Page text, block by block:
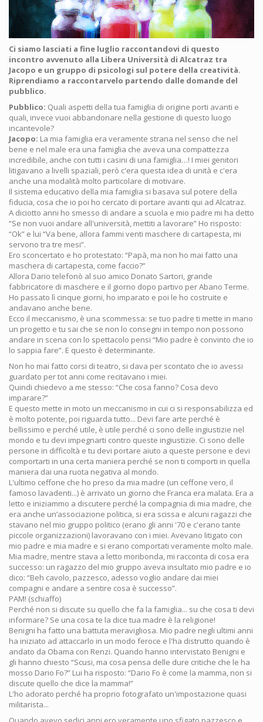
Ci siamo lasciati a fine luglio raccontandovi di questo
incontro avvenuto alla Libera Università di Alcatraz tra
Jacopo e un gruppo di psicologi sul potere della creatività.
Riprendiamo a raccontarvelo partendo dalle domande del
pubblico.
Pubblico: Quali aspetti della tua famiglia di origine porti avanti e
quali, invece vuoi abbandonare nella gestione di questo luogo
incantevole?
Jacopo: La mia famiglia era veramente strana nel senso che nel
bene e nel male era una famiglia che aveva una compattezza
incredibile, anche con tutti i casini di una famiglia…! I miei genitori
litigavano a livelli spaziali, però c'era questa idea di unità e c'era
anche una modalità molto particolare di motivare.
Il sistema educativo della mia famiglia si basava sul potere della
fiducia, cosa che io poi ho cercato di portare avanti qui ad Alcatraz.
A diciotto anni ho smesso di andare a scuola e mio padre mi ha detto
“Se non vuoi andare all'università, mettiti a lavorare” Ho risposto:
“Ok” e lui “Va bene, allora fammi venti maschere di cartapesta, mi
servono tra tre mesi”.
Ero sconcertato e ho protestato: “Papà, ma non ho mai fatto una
maschera di cartapesta, come faccio?”
Allora Dario telefonò al suo amico Donato Sartori, grande
fabbricatore di maschere e il giorno dopo partivo per Abano Terme.
Ho passato lì cinque giorni, ho imparato e poi le ho costruite e
andavano anche bene.
Ecco il meccanismo, è una scommessa: se tuo padre ti mette in mano
un progetto e tu sai che se non lo consegni in tempo non possono
andare in scena con lo spettacolo pensi “Mio padre è convinto che io
lo sappia fare”. E questo è determinante.
Non ho mai fatto corsi di teatro, si dava per scontato che io avessi
guardato per tot anni come recitavano i miei.
Quindi chiedevo a me stesso: “Che cosa fanno? Cosa devo
imparare?”
E questo mette in moto un meccanismo in cui ci si responsabilizza ed
è molto potente, poi riguarda tutto... Devi fare arte perché è
bellissimo e perché utile, è utile perché ci sono delle ingiustizie nel
mondo e tu devi impegnarti contro queste ingiustizie. Ci sono delle
persone in difficoltà e tu devi portare aiuto a queste persone e devi
comportarti in una certa maniera perché se non ti comporti in quella
maniera dai una ruota negativa al mondo.
L'ultimo ceffone che ho preso da mia madre (un ceffone vero, il
famoso lavadenti...) è arrivato un giorno che Franca era malata. Era a
letto e iniziammo a discutere perché la compagnia di mia madre, che
era anche un’associazione politica, si era scissa e alcuni ragazzi che
stavano nel mio gruppo politico (erano gli anni '70 e c'erano tante
piccole organizzazioni) lavoravano con i miei. Avevano litigato con
mio padre e mia madre e si erano comportati veramente molto male.
Mia madre, mentre stava a letto moribonda, mi racconta di cosa era
successo: un ragazzo del mio gruppo aveva insultato mio padre e io
dico: “Beh cavolo, pazzesco, adesso voglio andare dai miei
compagni e andare a sentire cosa è successo”.
PAM! (schiaffo)
Perché non si discute su quello che fa la famiglia... su che cosa ti devi
informare? Se una cosa te la dice tua madre è la religione!
Benigni ha fatto una battuta meravigliosa. Mio padre negli ultimi anni
ha iniziato ad attaccarlo in un modo feroce e l'ha distrutto quando è
andato da Obama con Renzi. Quando hanno intervistato Benigni e
gli hanno chiesto “Scusi, ma cosa pensa delle dure critiche che le ha
mosso Dario Fo?” Lui ha risposto: “Dario Fo è come la mamma, non si
discute quello che dice la mamma!”
L'ho adorato perché ha proprio fotografato un'impostazione quasi
militarista...